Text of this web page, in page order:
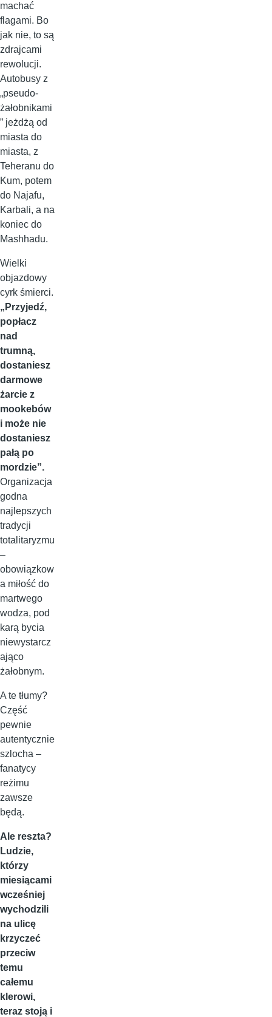
machać
flagami. Bo
jak nie, to są
zdrajcami
rewolucji.
Autobusy z
„pseudo-
żałobnikami
” jeżdżą od
miasta do
miasta, z
Teheranu do
Kum, potem
do Najafu,
Karbali, a na
koniec do
Mashhadu.
Wielki
objazdowy
cyrk śmierci.
„Przyjedź,
popłacz
nad
trumną,
dostaniesz
darmowe
żarcie z
mookebów
i może nie
dostaniesz
pałą po
mordzie”.
Organizacja
godna
najlepszych
tradycji
totalitaryzmu
–
obowiązkow
a miłość do
martwego
wodza, pod
karą bycia
niewystarcz
ająco
żałobnym.
A te tłumy?
Część
pewnie
autentycznie
szlocha –
fanatycy
reżimu
zawsze
będą.
Ale reszta?
Ludzie,
którzy
miesiącami
wcześniej
wychodzili
na ulicę
krzyczeć
przeciw
temu
całemu
klerowi,
teraz stoją i